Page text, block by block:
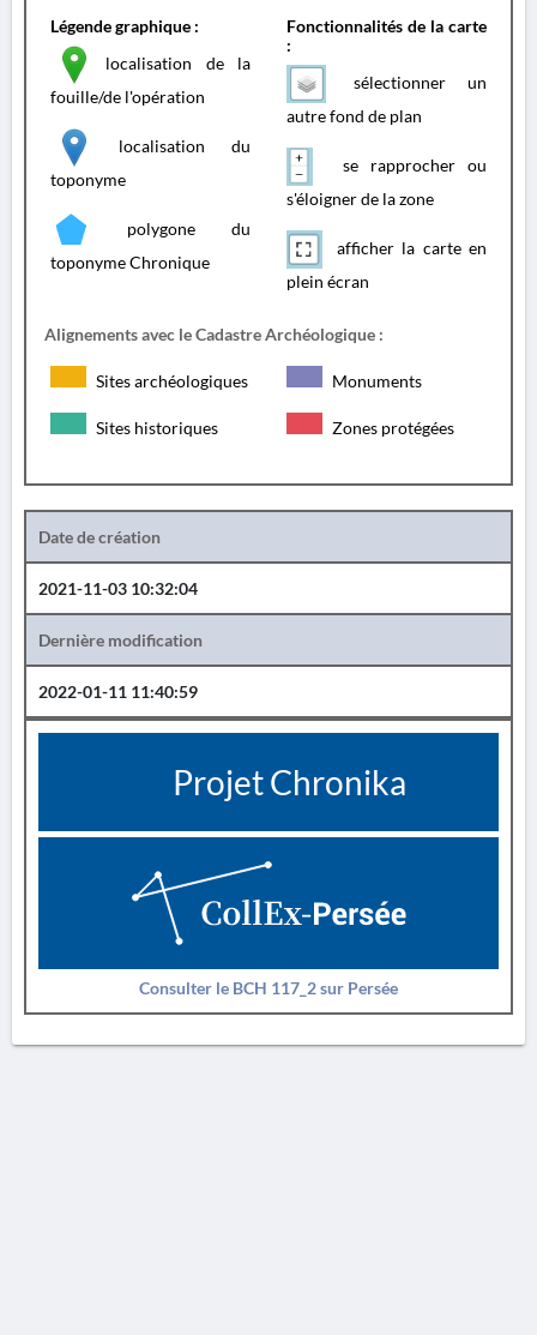
Légende graphique :
localisation de la
fouille/de l'opération
localisation du
toponyme
polygone du
toponyme Chronique
Fonctionnalités de la carte
:
sélectionner un
autre fond de plan
se rapprocher ou
s'éloigner de la zone
afficher la carte en
plein écran
Alignements avec le Cadastre Archéologique :
Sites archéologiques Monuments
Sites historiques Zones protégées
Date de création
2021-11-03 10:32:04
Dernière modification
2022-01-11 11:40:59
Projet Chronika
Consulter le BCH 117_2 sur Persée